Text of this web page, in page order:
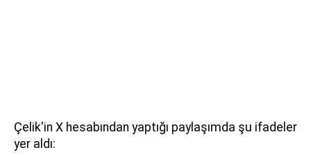
Çelik'in X hesabından yaptığı paylaşımda şu ifadeler
yer aldı: